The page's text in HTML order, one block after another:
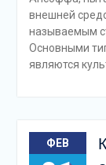
внешней
называемым
Основными
являются
ФЕВ